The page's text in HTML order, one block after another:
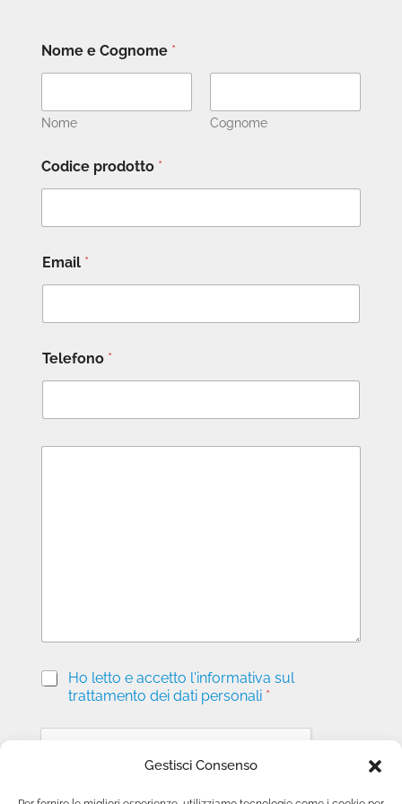
Gestisci Consenso
Nome e Cognome *
Nome Cognome
Codice prodotto *
Email *
Telefono *
M
P
v
a
*
Ho letto e accetto l'informativa sul
trattamento dei dati personali *